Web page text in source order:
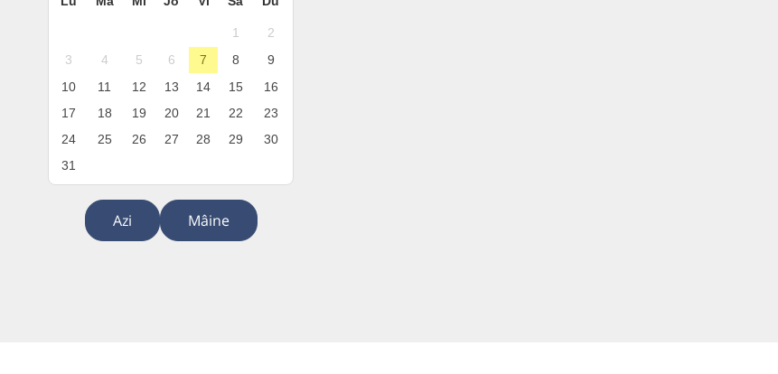
1
2
3
4 5 6 7 8
9
10
11 12 13 14 15
16
17
18 19 20 21 22
23
24
25 26 27 28 29
30
31
Azi Mâine